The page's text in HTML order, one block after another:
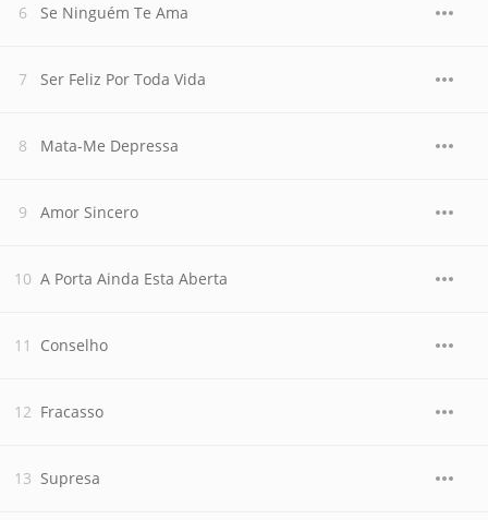
Se Ninguém Te Ama
Ser Feliz Por Toda Vida
Mata-Me Depressa
Amor Sincero
A Porta Ainda Esta Aberta
Conselho
Fracasso
Supresa